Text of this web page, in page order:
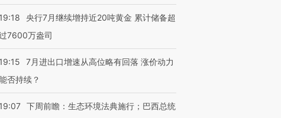
19:18
央行7月继续增持近20吨黄金 累计储备超
7600万盎司
19:15
7月进出口增速从高位略有回落 涨价动力
否持续？
19:07 下周前瞻：生态环境法典施行；巴西总统